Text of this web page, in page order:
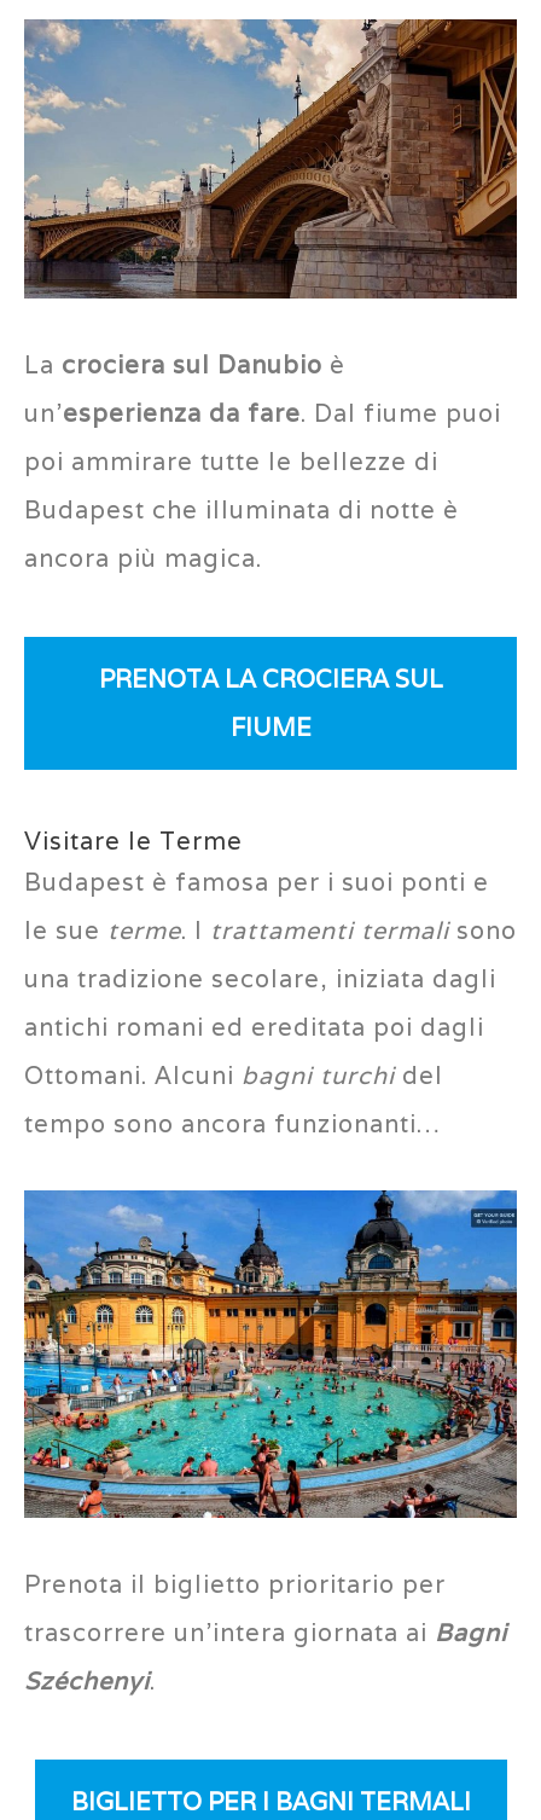
La crociera sul Danubio è
un’esperienza da fare. Dal fiume puoi
poi ammirare tutte le bellezze di
Budapest che illuminata di notte è
ancora più magica.
PRENOTA LA CROCIERA SUL
FIUME
Visitare le Terme
Budapest è famosa per i suoi ponti e
le sue terme. I trattamenti termalisono
una tradizione secolare, iniziata dagli
antichi romani ed ereditata poi dagli
Ottomani. Alcuni bagni turchidel
tempo sono ancora funzionanti…
Prenota il biglietto prioritario per
trascorrere un’intera giornata ai Bagni
Széchenyi.
BIGLIETTO PER I BAGNI TERMALI